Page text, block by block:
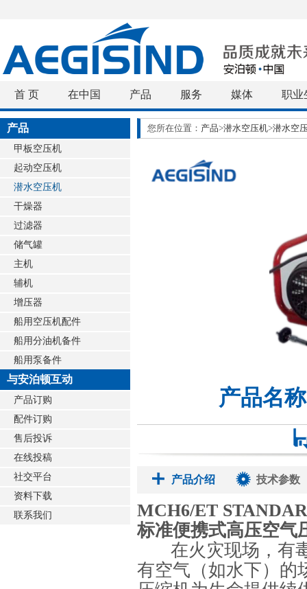
首 页 在中国 产品 服务 媒体 职业
产品
甲板空压机
起动空压机
潜水空压机
干燥器
过滤器
储气罐
主机
辅机
增压器
船用空压机配件
船用分油机备件
船用泵备件
与安泊顿互动
产品订购
配件订购
售后投诉
在线投稿
社交平台
资料下载
联系我们
您所在位置： 产品>潜水空压机>潜水空
产品名
产品介绍 技术参数
MCH6/ET
标准便携式高压空气
在火灾现场，有
有空气（如水下）的